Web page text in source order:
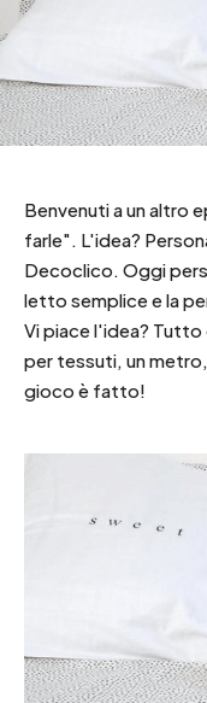
Benvenuti a un altro
farle". L'idea?
Decoclico. Oggi
letto semplice e la
Vi piace l'idea? Tutto
per tessuti, un
gioco è fatto!